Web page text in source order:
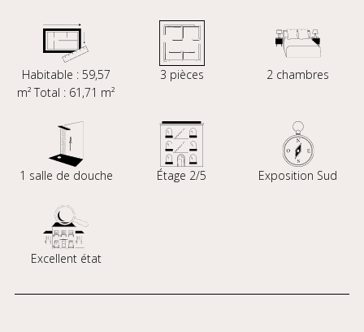
Habitable : 59,57
m² Total : 61,71 m²
3 pièces 2 chambres
1 salle de douche Étage 2/5 Exposition Sud
Excellent état